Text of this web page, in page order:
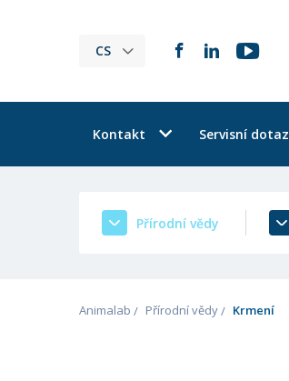
CS
Kontakt Servisní dotaz
Přírodní vědy
Animalab Přírodní vědy Krmení